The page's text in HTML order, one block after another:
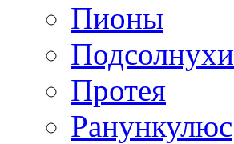
Пионы
Подсолнухи
Протея
Ранункулюс